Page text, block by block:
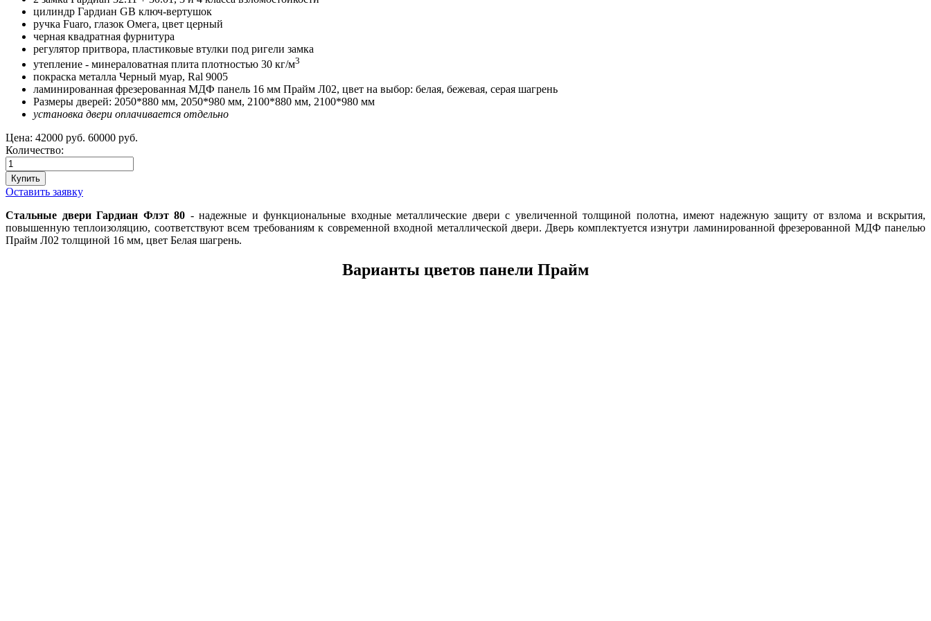
цилиндр Гардиан GB ключ-вертушок
ручка Fuaro, глазок Омега, цвет церный
черная квадратная фурнитура
регулятор притвора, пластиковые втулки под ригели замка
утепление - минераловатная плита плотностью 30 кг/м3
покраска металла Черный муар, Ral 9005
ламинированная фрезерованная МДФ панель 16 мм Прайм Л02, цвет на выбор: белая, бежевая, серая шагрень
Размеры дверей: 2050*880 мм, 2050*980 мм, 2100*880 мм, 2100*980 мм
установка двери оплачивается отдельно
Цена: 42000 руб. 60000 руб.
Количество:
Оставить заявку
Стальные двери Гардиан Флэт 80 - надежные и функциональные входные металлические двери с увеличенной толщиной полотна, имеют надежную защиту от взлома и вскрытия,
повышенную теплоизоляцию, соответствуют всем требованиям к современной входной металлической двери. Дверь комплектуется изнутри ламинированной фрезерованной МДФ панелью
Прайм Л02 толщиной 16 мм, цвет Белая шагрень.
Варианты цветов панели Прайм